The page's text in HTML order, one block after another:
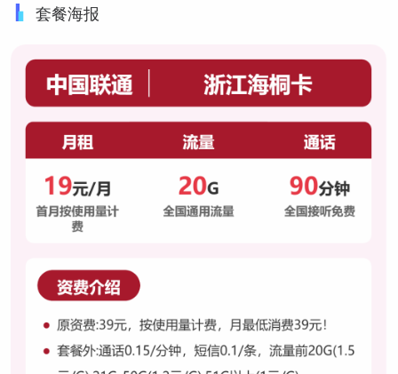
套餐海报